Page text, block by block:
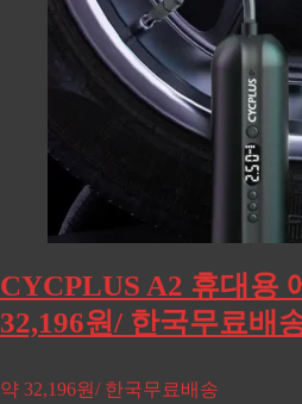
CYCPLUS A2 휴대용
32,196원/ 한국무료배
약 32,196원/ 한국무료배송